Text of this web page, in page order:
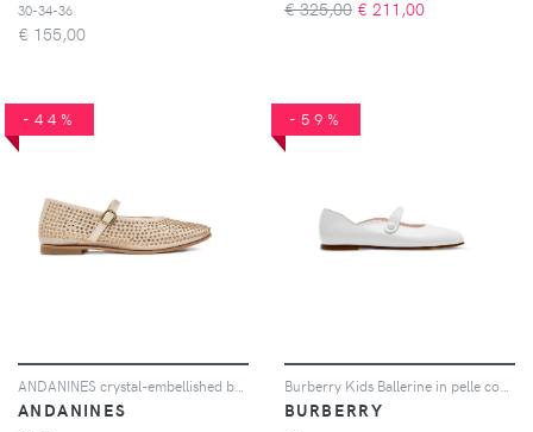
30-34-36
€ 155,00
€ 325,00 € 211,00
-44%
ANDANINES
-59%
BURBERRY